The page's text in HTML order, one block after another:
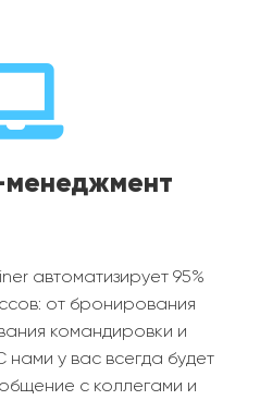
автоматизирует 95%
от бронирования
командировки и
у вас всегда будет
с коллегами и